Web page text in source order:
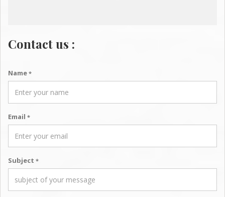
Contact us :
Name *
Email *
Subject *